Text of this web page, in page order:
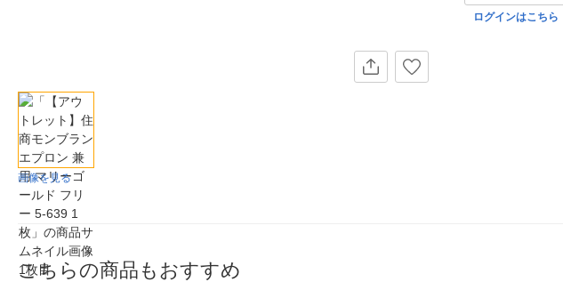
画像を見る
ログインはこちら
こちらの商品もおすすめ